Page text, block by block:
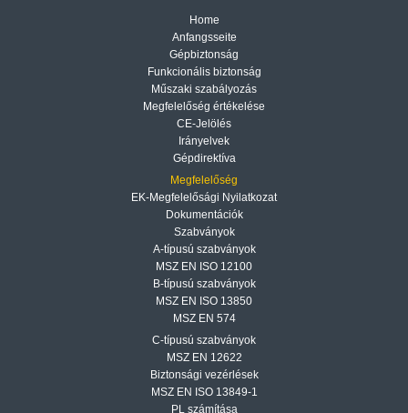
Home
Anfangsseite
Gépbiztonság
Funkcionális biztonság
Műszaki szabályozás
Megfelelőség értékelése
CE-Jelölés
Irányelvek
Gépdirektíva
Megfelelőség
EK-Megfelelősági Nyilatkozat
Dokumentációk
Szabványok
A-típusú szabványok
MSZ EN ISO 12100
B-típusú szabványok
MSZ EN ISO 13850
MSZ EN 574
C-típusú szabványok
MSZ EN 12622
Biztonsági vezérlések
MSZ EN ISO 13849-1
PL számítása